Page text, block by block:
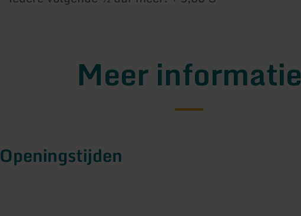
Meer informatie
Openingstijden